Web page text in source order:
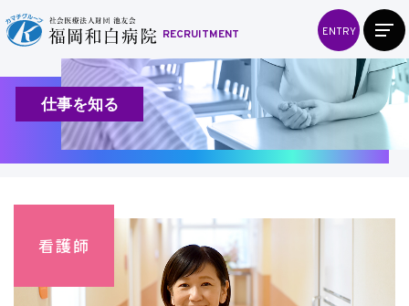
RECRUITMENT ENTRY
仕事を知る
看護師